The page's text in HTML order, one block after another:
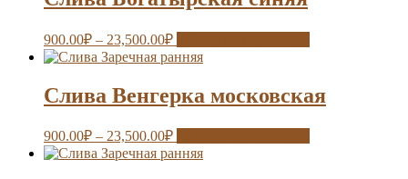
900.00₽ – 23,500.00₽
Слива Венгерка московская
900.00₽ – 23,500.00₽